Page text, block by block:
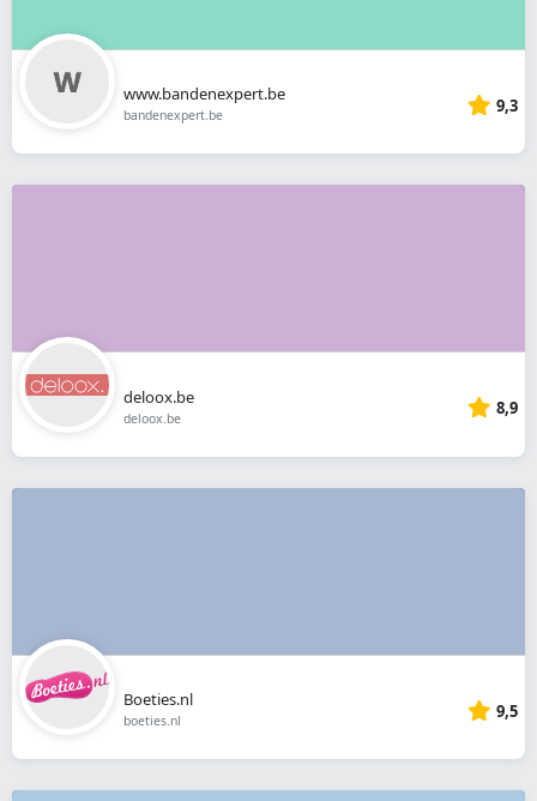
www.bandenexpert.be
bandenexpert.be 9,3
deloox.be
deloox.be 8,9
Boeties.nl
boeties.nl 9,5